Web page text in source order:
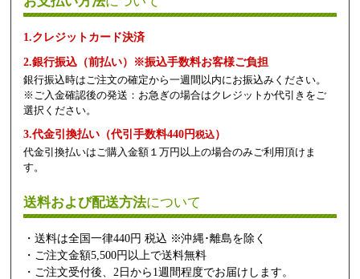
1.クレジットカード決済
2.銀行振込（前払い）※振込手数料お客様ご負担
銀行振込時はご注文の確定から一週間以内にお振込みください。
※ご入金確認後の発送：お急ぎの場合はクレジットか代引きをご
選択ください。
3.代金引換払い（代引手数料440円税込）
代金引換払いはご購入金額１万円以上の場合のみご利用頂けま
す。
送料および配送方法について
・送料は全国一律440円 税込 ※沖縄･離島を除く
・ご注文金額5,500円以上で送料無料
・ご注文受付後、2日から1週間程度でお届けします。